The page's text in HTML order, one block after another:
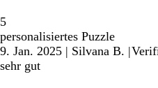
5
personalisiertes Puzzle
9. Jan. 2025 | Silvana B. |
sehr gut